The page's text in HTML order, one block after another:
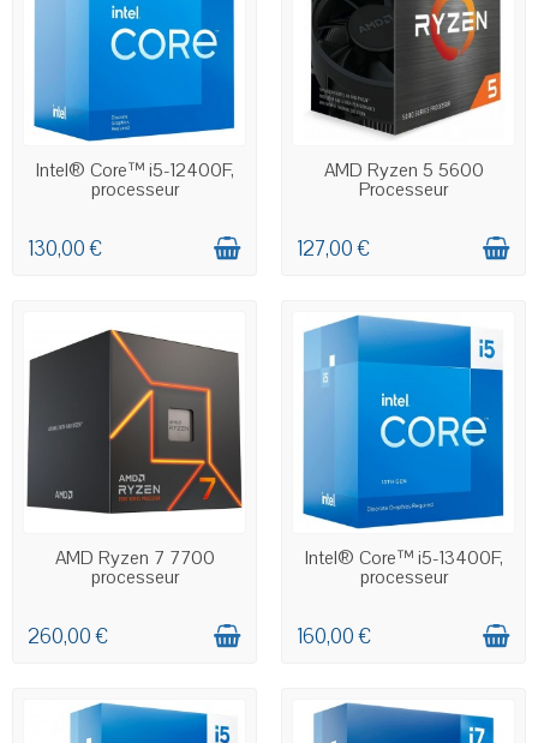
EN STOCK
Intel® Core™ i5-12400F,
processeur
130,00 €
EN STOCK
AMD Ryzen 5 5600
Processeur
127,00 €
EN STOCK
AMD Ryzen 7 7700
processeur
260,00 €
EN STOCK
Intel® Core™ i5-13400F,
processeur
160,00 €